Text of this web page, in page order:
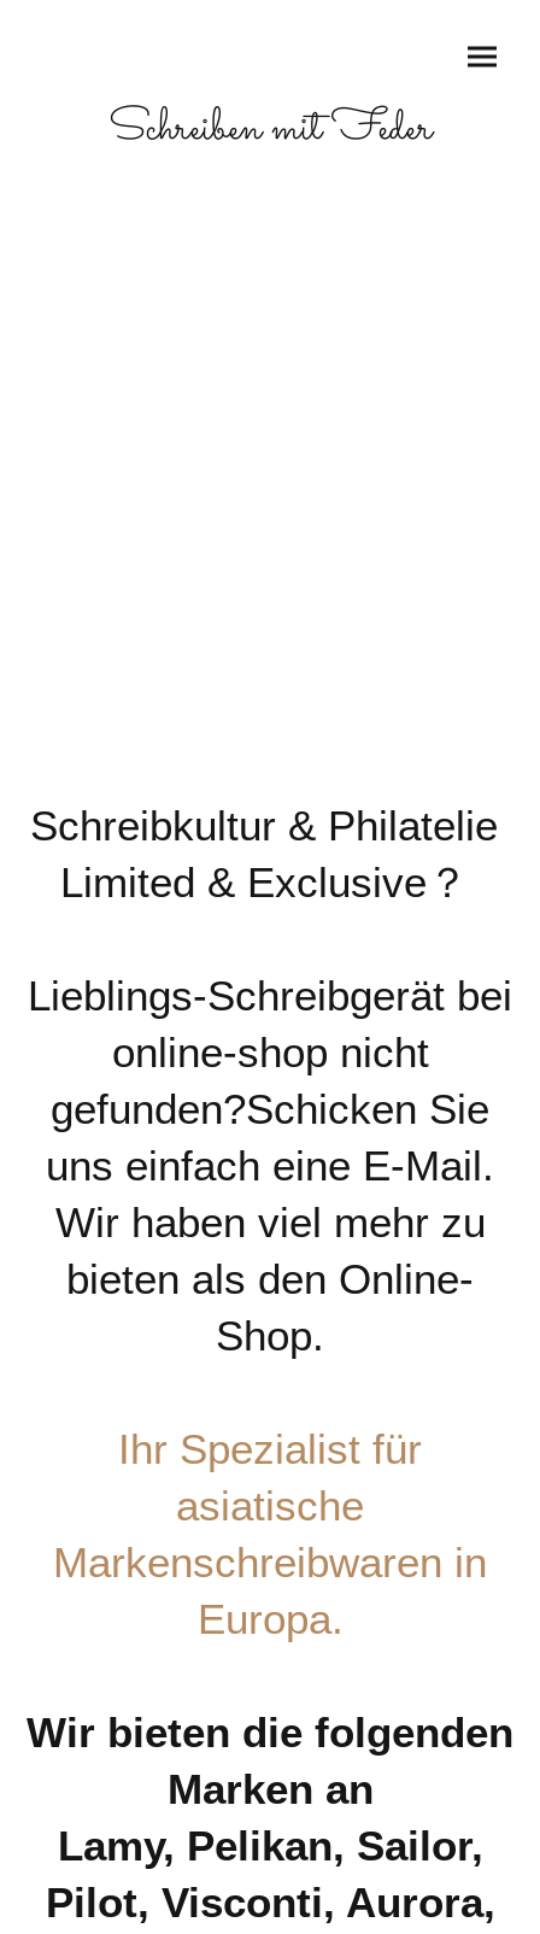
Schreiben mit Feder
Schreibkultur & Philatelie
Limited & Exclusive？
Lieblings-Schreibgerät bei
online-shop nicht
gefunden?Schicken Sie
uns einfach eine E-Mail.
Wir haben viel mehr zu
bieten als den Online-
Shop.
Ihr Spezialist für
asiatische
Markenschreibwaren in
Europa.
Wir bieten die folgenden
Marken an
Lamy, Pelikan, Sailor,
Pilot, Visconti, Aurora,